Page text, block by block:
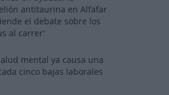
antitaurina en Alfafar
el debate sobre los
al carrer'
mental ya causa una
cinco bajas laborales